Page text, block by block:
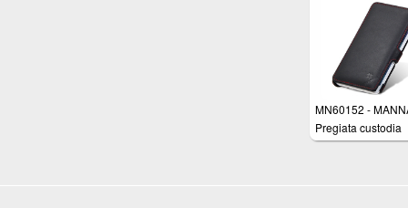
funzione Stand
MN60152 -
Pregiata custodia
protettiva